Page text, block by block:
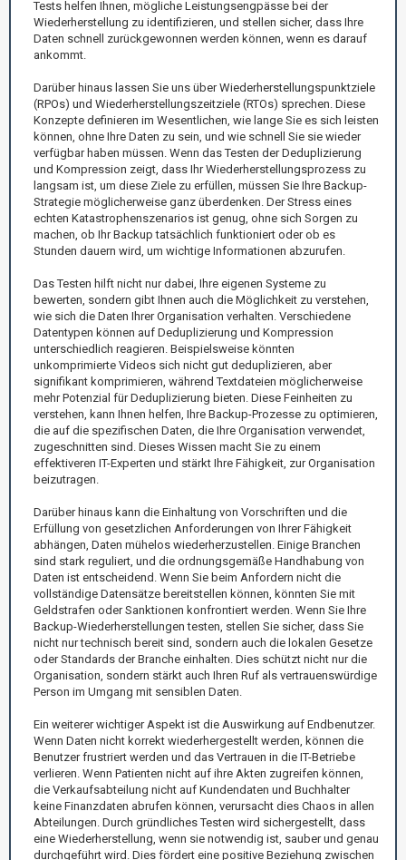
Tests helfen Ihnen, mögliche Leistungsengpässe bei der
Wiederherstellung zu identifizieren, und stellen sicher, dass Ihre
Daten schnell zurückgewonnen werden können, wenn es darauf
ankommt.
Darüber hinaus lassen Sie uns über Wiederherstellungspunktziele
(RPOs) und Wiederherstellungszeitziele (RTOs) sprechen. Diese
Konzepte definieren im Wesentlichen, wie lange Sie es sich leisten
können, ohne Ihre Daten zu sein, und wie schnell Sie sie wieder
verfügbar haben müssen. Wenn das Testen der Deduplizierung
und Kompression zeigt, dass Ihr Wiederherstellungsprozess zu
langsam ist, um diese Ziele zu erfüllen, müssen Sie Ihre Backup-
Strategie möglicherweise ganz überdenken. Der Stress eines
echten Katastrophenszenarios ist genug, ohne sich Sorgen zu
machen, ob Ihr Backup tatsächlich funktioniert oder ob es
Stunden dauern wird, um wichtige Informationen abzurufen.
Das Testen hilft nicht nur dabei, Ihre eigenen Systeme zu
bewerten, sondern gibt Ihnen auch die Möglichkeit zu verstehen,
wie sich die Daten Ihrer Organisation verhalten. Verschiedene
Datentypen können auf Deduplizierung und Kompression
unterschiedlich reagieren. Beispielsweise könnten
unkomprimierte Videos sich nicht gut deduplizieren, aber
signifikant komprimieren, während Textdateien möglicherweise
mehr Potenzial für Deduplizierung bieten. Diese Feinheiten zu
verstehen, kann Ihnen helfen, Ihre Backup-Prozesse zu optimieren,
die auf die spezifischen Daten, die Ihre Organisation verwendet,
zugeschnitten sind. Dieses Wissen macht Sie zu einem
effektiveren IT-Experten und stärkt Ihre Fähigkeit, zur Organisation
beizutragen.
Darüber hinaus kann die Einhaltung von Vorschriften und die
Erfüllung von gesetzlichen Anforderungen von Ihrer Fähigkeit
abhängen, Daten mühelos wiederherzustellen. Einige Branchen
sind stark reguliert, und die ordnungsgemäße Handhabung von
Daten ist entscheidend. Wenn Sie beim Anfordern nicht die
vollständige Datensätze bereitstellen können, könnten Sie mit
Geldstrafen oder Sanktionen konfrontiert werden. Wenn Sie Ihre
Backup-Wiederherstellungen testen, stellen Sie sicher, dass Sie
nicht nur technisch bereit sind, sondern auch die lokalen Gesetze
oder Standards der Branche einhalten. Dies schützt nicht nur die
Organisation, sondern stärkt auch Ihren Ruf als vertrauenswürdige
Person im Umgang mit sensiblen Daten.
Ein weiterer wichtiger Aspekt ist die Auswirkung auf Endbenutzer.
Wenn Daten nicht korrekt wiederhergestellt werden, können die
Benutzer frustriert werden und das Vertrauen in die IT-Betriebe
verlieren. Wenn Patienten nicht auf ihre Akten zugreifen können,
die Verkaufsabteilung nicht auf Kundendaten und Buchhalter
keine Finanzdaten abrufen können, verursacht dies Chaos in allen
Abteilungen. Durch gründliches Testen wird sichergestellt, dass
eine Wiederherstellung, wenn sie notwendig ist, sauber und genau
durchgeführt wird. Dies fördert eine positive Beziehung zwischen